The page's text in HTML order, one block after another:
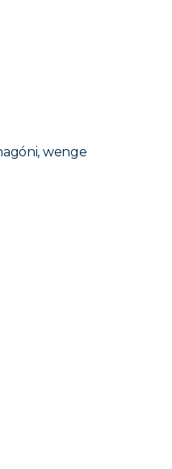
wenge